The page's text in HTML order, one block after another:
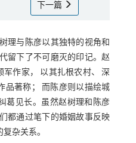
下一篇
理与陈彦以其独特的视角和
留下了不可磨灭的印记。赵
军作家， 以其扎根农村、 深
品著称； 而陈彦则以描绘城
葛见长。虽然赵树理和陈彦
都通过笔下的婚姻故事反映
杂关系。